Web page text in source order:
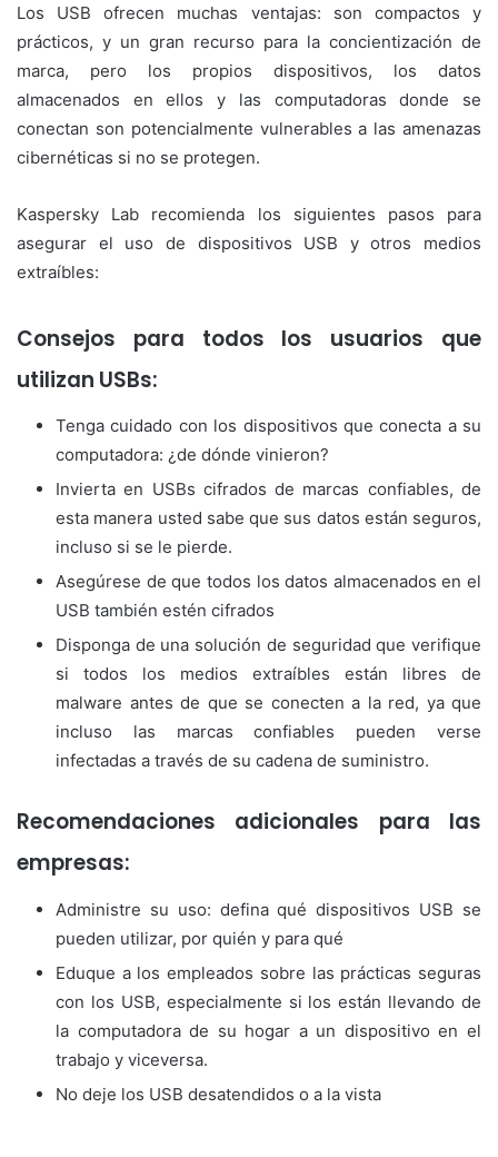
Los USB ofrecen muchas ventajas: son compactos y
prácticos, y un gran recurso para la concientización de
marca, pero los propios dispositivos, los datos
almacenados en ellos y las computadoras donde se
conectan son potencialmente vulnerables a las amenazas
cibernéticas si no se protegen.
Kaspersky Lab recomienda los siguientes pasos para
asegurar el uso de dispositivos USB y otros medios
extraíbles:
Consejos para todos los usuarios que
utilizan USBs:
Tenga cuidado con los dispositivos que conecta a su
computadora: ¿de dónde vinieron?
Invierta en USBs cifrados de marcas confiables, de
esta manera usted sabe que sus datos están seguros,
incluso si se le pierde.
Asegúrese de que todos los datos almacenados en el
USB también estén cifrados
Disponga de una solución de seguridad que verifique
si todos los medios extraíbles están libres de
malware antes de que se conecten a la red, ya que
incluso las marcas confiables pueden verse
infectadas a través de su cadena de suministro.
Recomendaciones adicionales para las
empresas:
Administre su uso: defina qué dispositivos USB se
pueden utilizar, por quién y para qué
Eduque a los empleados sobre las prácticas seguras
con los USB, especialmente si los están llevando de
la computadora de su hogar a un dispositivo en el
trabajo y viceversa.
No deje los USB desatendidos o a la vista